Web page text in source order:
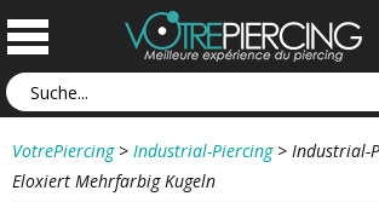
VotrePiercing > Industrial-Piercing > Industrial-
Eloxiert Mehrfarbig Kugeln